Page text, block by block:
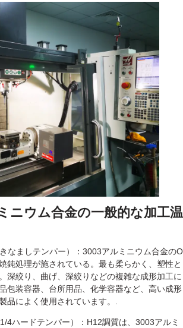
ニウム合金の一般的な加工温
なましテンパー）：3003アルミニウム合金のO
鈍処理が施されている。最も柔らかく、塑性と
深絞り、曲げ、深絞りなどの複雑な成形加工に
包装容器、台所用品、化学容器など、高い成形
品によく使用されています。.
4ハードテンパー）：H12調質は、3003アルミ